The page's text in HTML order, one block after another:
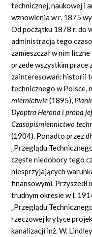
technicznej, naukowej i
wznowienia w r. 1875
Od początku 1878 r. do
administracją tego
zamieszczał w nim
przede wszystkim prace
zainteresowań: historii
technicznego w Polsce,
miernictwie(1895),
Dyoptra Herona i próba
Czasopiśmiennictwo
(1904). Ponadto przez
„Przeglądu
częste niedobory tego
niesprzyjających
finansowymi. Przyszedł
trudnym okresie w l.
„Przeglądu
rzeczowej krytyce
kanalizacji inż. W.